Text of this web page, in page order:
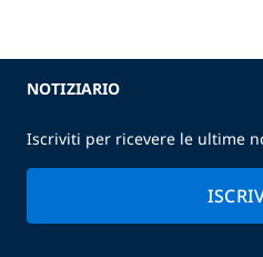
NOTIZIARIO
Iscriviti per ricevere le ultime